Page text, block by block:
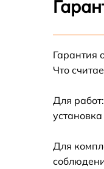
Гарантия
Что
Для
Для